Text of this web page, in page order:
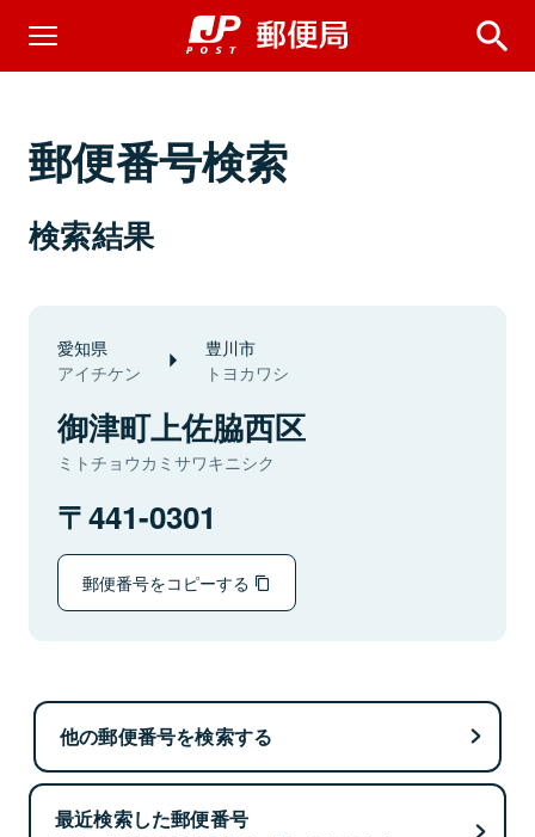
郵便番号検索
検索結果
愛知県
アイチケン
豊川市
トヨカワシ
御津町上佐脇西区
ミトチョウカミサワキニシク
441-0301
郵便番号をコピーする
他の郵便番号を検索する
最近検索した郵便番号